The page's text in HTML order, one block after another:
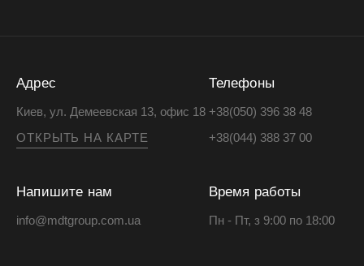
Адрес
Киев, ул. Демеевская 13, офис 18
ОТКРЫТЬ НА КАРТЕ
Телефоны
+38(050) 396 38 48
+38(044) 388 37 00
Напишите нам
info@mdtgroup.com.ua
Время работы
Пн - Пт, з 9:00 по 18:00